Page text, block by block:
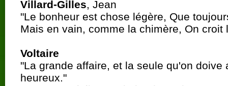
Villard-Gilles, Jean
"Le bonheur est chose légère, Que
Mais en vain, comme la chimère, On croit
Voltaire
"La grande affaire, et la seule qu'on doive
heureux."